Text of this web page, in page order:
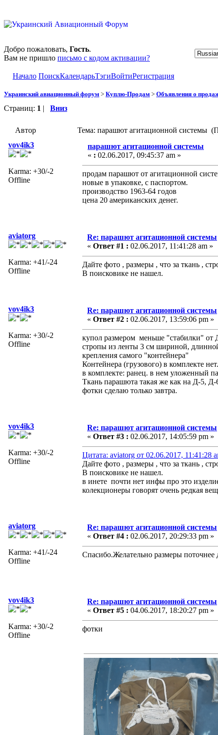
Добро пожаловать, Гость.
Вам не пришло письмо с кодом активации?
Начало ПоискКалендарьТэгиВойтиРегистрация
Украинский авиационный форум > Куплю-Продам > Объявления о
Страниц: 1 | Вниз
Автор
Тема: парашют агитационной системы
vov4ik3
Karma: +30/-2
Offline
парашют агитационной системы
« : 02.06.2017, 09:45:37 am »
продам парашют от агитационной
новые в упаковке, с паспортом.
производство 1963-64 годов
цена 20 американских денег.
aviatorg
Karma: +41/-24
Offline
Re: парашют агитационной системы
« Ответ #1 : 02.06.2017, 11:41:28 am »
Дайте фото , размеры , что за ткань ,
В поисковике не нашел.
vov4ik3
Karma: +30/-2
Offline
Re: парашют агитационной системы
« Ответ #2 : 02.06.2017, 13:59:06 pm »
купол размером меньше "стабилки" от
стропы из ленты 3 см шириной,
крепления самого "контейнера"
Контейнера (грузового) в комплекте нет.
в комплекте: ранец. в нем уложенный
Ткань парашюта такая же как на Д-5, Д-
фотки сделаю только завтра.
vov4ik3
Karma: +30/-2
Offline
Re: парашют агитационной системы
« Ответ #3 : 02.06.2017, 14:05:59 pm »
Цитата: aviatorg от 02.06.2017, 11:41:28
Дайте фото , размеры , что за ткань ,
В поисковике не нашел.
в инете почти нет инфы про это
колекционеры говорят очень редкая
aviatorg
Karma: +41/-24
Offline
Re: парашют агитационной системы
« Ответ #4 : 02.06.2017, 20:29:33 pm »
Спасибо.Желательно размеры поточнее
vov4ik3
Karma: +30/-2
Offline
Re: парашют агитационной системы
« Ответ #5 : 04.06.2017, 18:20:27 pm »
фотки